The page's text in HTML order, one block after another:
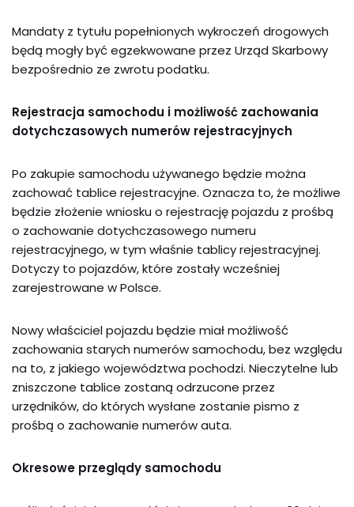
Mandaty z tytułu popełnionych wykroczeń drogowych
będą mogły być egzekwowane przez Urząd Skarbowy
bezpośrednio ze zwrotu podatku.
Rejestracja samochodu i możliwość zachowania
dotychczasowych numerów rejestracyjnych
Po zakupie samochodu używanego będzie można
zachować tablice rejestracyjne. Oznacza to, że możliwe
będzie złożenie wniosku o rejestrację pojazdu z prośbą
o zachowanie dotychczasowego numeru
rejestracyjnego, w tym właśnie tablicy rejestracyjnej.
Dotyczy to pojazdów, które zostały wcześniej
zarejestrowane w Polsce.
Nowy właściciel pojazdu będzie miał możliwość
zachowania starych numerów samochodu, bez względu
na to, z jakiego województwa pochodzi. Nieczytelne lub
zniszczone tablice zostaną odrzucone przez
urzędników, do których wysłane zostanie pismo z
prośbą o zachowanie numerów auta.
Okresowe przeglądy samochodu